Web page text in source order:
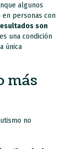
algunos
personas con
son
una condición
única
más
no